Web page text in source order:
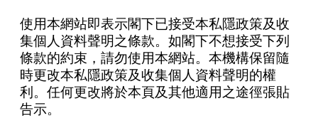
使用本網站即表示閣下已接受本私隱政策及收
集個人資料聲明之條款。如閣下不想接受下列
條款的約束，請勿使用本網站。本機構保留隨
時更改本私隱政策及收集個人資料聲明的權
利。任何更改將於本頁及其他適用之途徑張貼
告示。